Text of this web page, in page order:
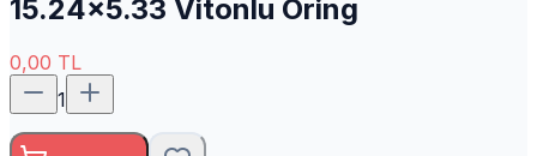
15.24x5.33 Vitonlu Oring
0,00 TL
1